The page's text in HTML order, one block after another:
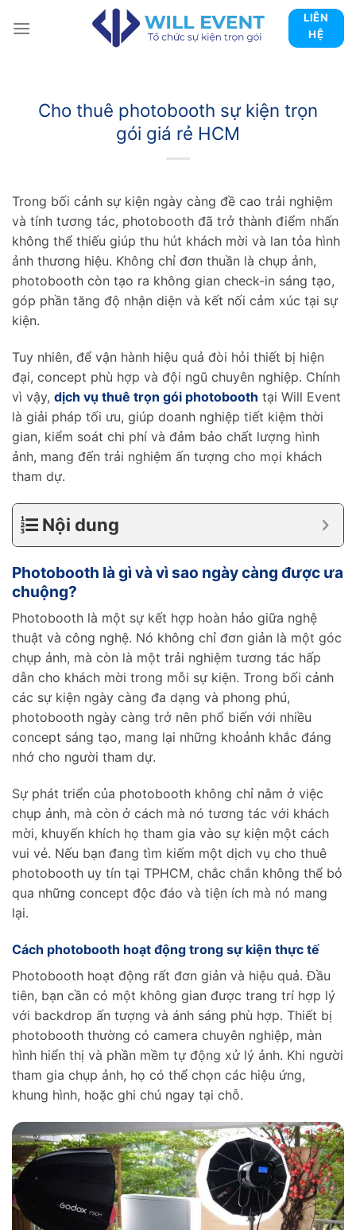
LIÊN
HỆ
Cho thuê photobooth sự kiện trọn
gói giá rẻ HCM
Trong bối cảnh sự kiện ngày càng đề cao trải nghiệm
và tính tương tác, photobooth đã trở thành điểm nhấn
không thể thiếu giúp thu hút khách mời và lan tỏa hình
ảnh thương hiệu. Không chỉ đơn thuần là chụp ảnh,
photobooth còn tạo ra không gian check-in sáng tạo,
góp phần tăng độ nhận diện và kết nối cảm xúc tại sự
kiện.
Tuy nhiên, để vận hành hiệu quả đòi hỏi thiết bị hiện
đại, concept phù hợp và đội ngũ chuyên nghiệp. Chính
vì vậy, dịch vụ thuê trọn gói photobooth tại Will Event
là giải pháp tối ưu, giúp doanh nghiệp tiết kiệm thời
gian, kiểm soát chi phí và đảm bảo chất lượng hình
ảnh, mang đến trải nghiệm ấn tượng cho mọi khách
tham dự.
Nội dung
Photobooth là gì và vì sao ngày càng được ưa
chuộng?
Photobooth là một sự kết hợp hoàn hảo giữa nghệ
thuật và công nghệ. Nó không chỉ đơn giản là một góc
chụp ảnh, mà còn là một trải nghiệm tương tác hấp
dẫn cho khách mời trong mỗi sự kiện. Trong bối cảnh
các sự kiện ngày càng đa dạng và phong phú,
photobooth ngày càng trở nên phổ biến với nhiều
concept sáng tạo, mang lại những khoảnh khắc đáng
nhớ cho người tham dự.
Sự phát triển của photobooth không chỉ nằm ở việc
chụp ảnh, mà còn ở cách mà nó tương tác với khách
mời, khuyến khích họ tham gia vào sự kiện một cách
vui vẻ. Nếu bạn đang tìm kiếm một dịch vụ cho thuê
photobooth uy tín tại TPHCM, chắc chắn không thể bỏ
qua những concept độc đáo và tiện ích mà nó mang
lại.
Cách photobooth hoạt động trong sự kiện thực tế
Photobooth hoạt động rất đơn giản và hiệu quả. Đầu
tiên, bạn cần có một không gian được trang trí hợp lý
với backdrop ấn tượng và ánh sáng phù hợp. Thiết bị
photobooth thường có camera chuyên nghiệp, màn
hình hiển thị và phần mềm tự động xử lý ảnh. Khi người
tham gia chụp ảnh, họ có thể chọn các hiệu ứng,
khung hình, hoặc ghi chú ngay tại chỗ.